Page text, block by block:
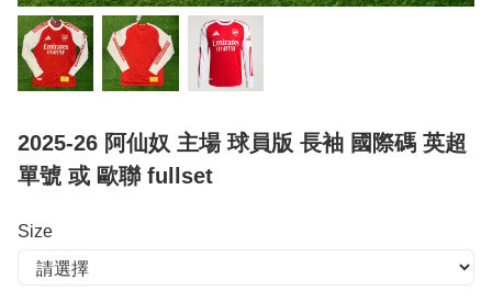
2025-26 阿仙奴 主場 球員版 長袖 國際碼 英超
單號 或 歐聯 fullset
Size